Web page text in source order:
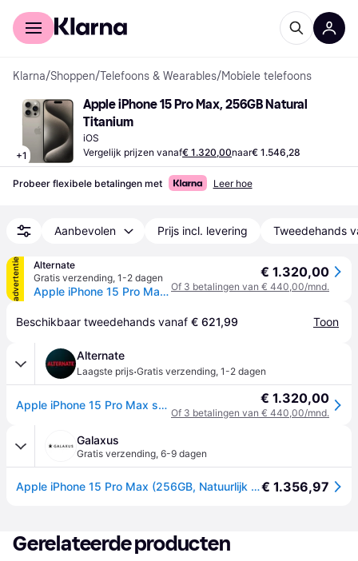
Voor shoppers
Klarna/Shoppen/Telefoons & Wearables/Mobiele telefoons
+1
Apple iPhone 15 Pro Max, 256GB Natural
Titanium
iOS
Vergelijk prijzen vanaf€ 1.320,00naar€ 1.546,28
Probeer flexibele betalingen met Leer hoe
Aanbevolen Prijs incl. levering Tweedehands
advertentie
Alternate
Gratis verzending, 1-2 dagen
Apple iPhone 15 Pro Max smartphone
€ 1.320,00
Of 3 betalingen van € 440,00/mnd.
Beschikbaar tweedehands vanaf € 621,99 Toon
Alternate
Laagste prijs·Gratis verzending, 1-2 dagen
Apple iPhone 15 Pro Max smartphone € 1.320,00
Of 3 betalingen van € 440,00/mnd.
Galaxus
Gratis verzending, 6-9 dagen
Apple iPhone 15 Pro Max (256GB, Natuurlijk titanium, 6.70", SIM + eSIM, 5G), Smartphone, Beige€ 1.356,97
Gerelateerde producten